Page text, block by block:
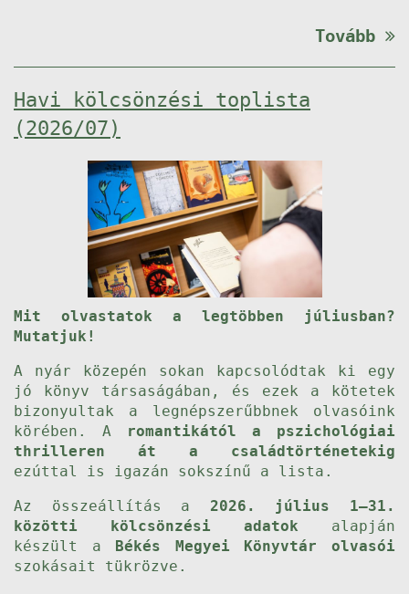
Tovább
Havi kölcsönzési toplista
(2026/07)
Mit olvastatok a legtöbben júliusban?
Mutatjuk!
A nyár közepén sokan kapcsolódtak ki egy
jó könyv társaságában, és ezek a kötetek
bizonyultak a legnépszerűbbnek olvasóink
körében. A
romantikától a pszichológiai
thrilleren át a családtörténetekig
ezúttal is igazán sokszínű a lista.
Az összeállítás a 2026. július 1–31.
közötti kölcsönzési adatok alapján
készült a Békés Megyei Könyvtár olvasói
szokásait tükrözve.